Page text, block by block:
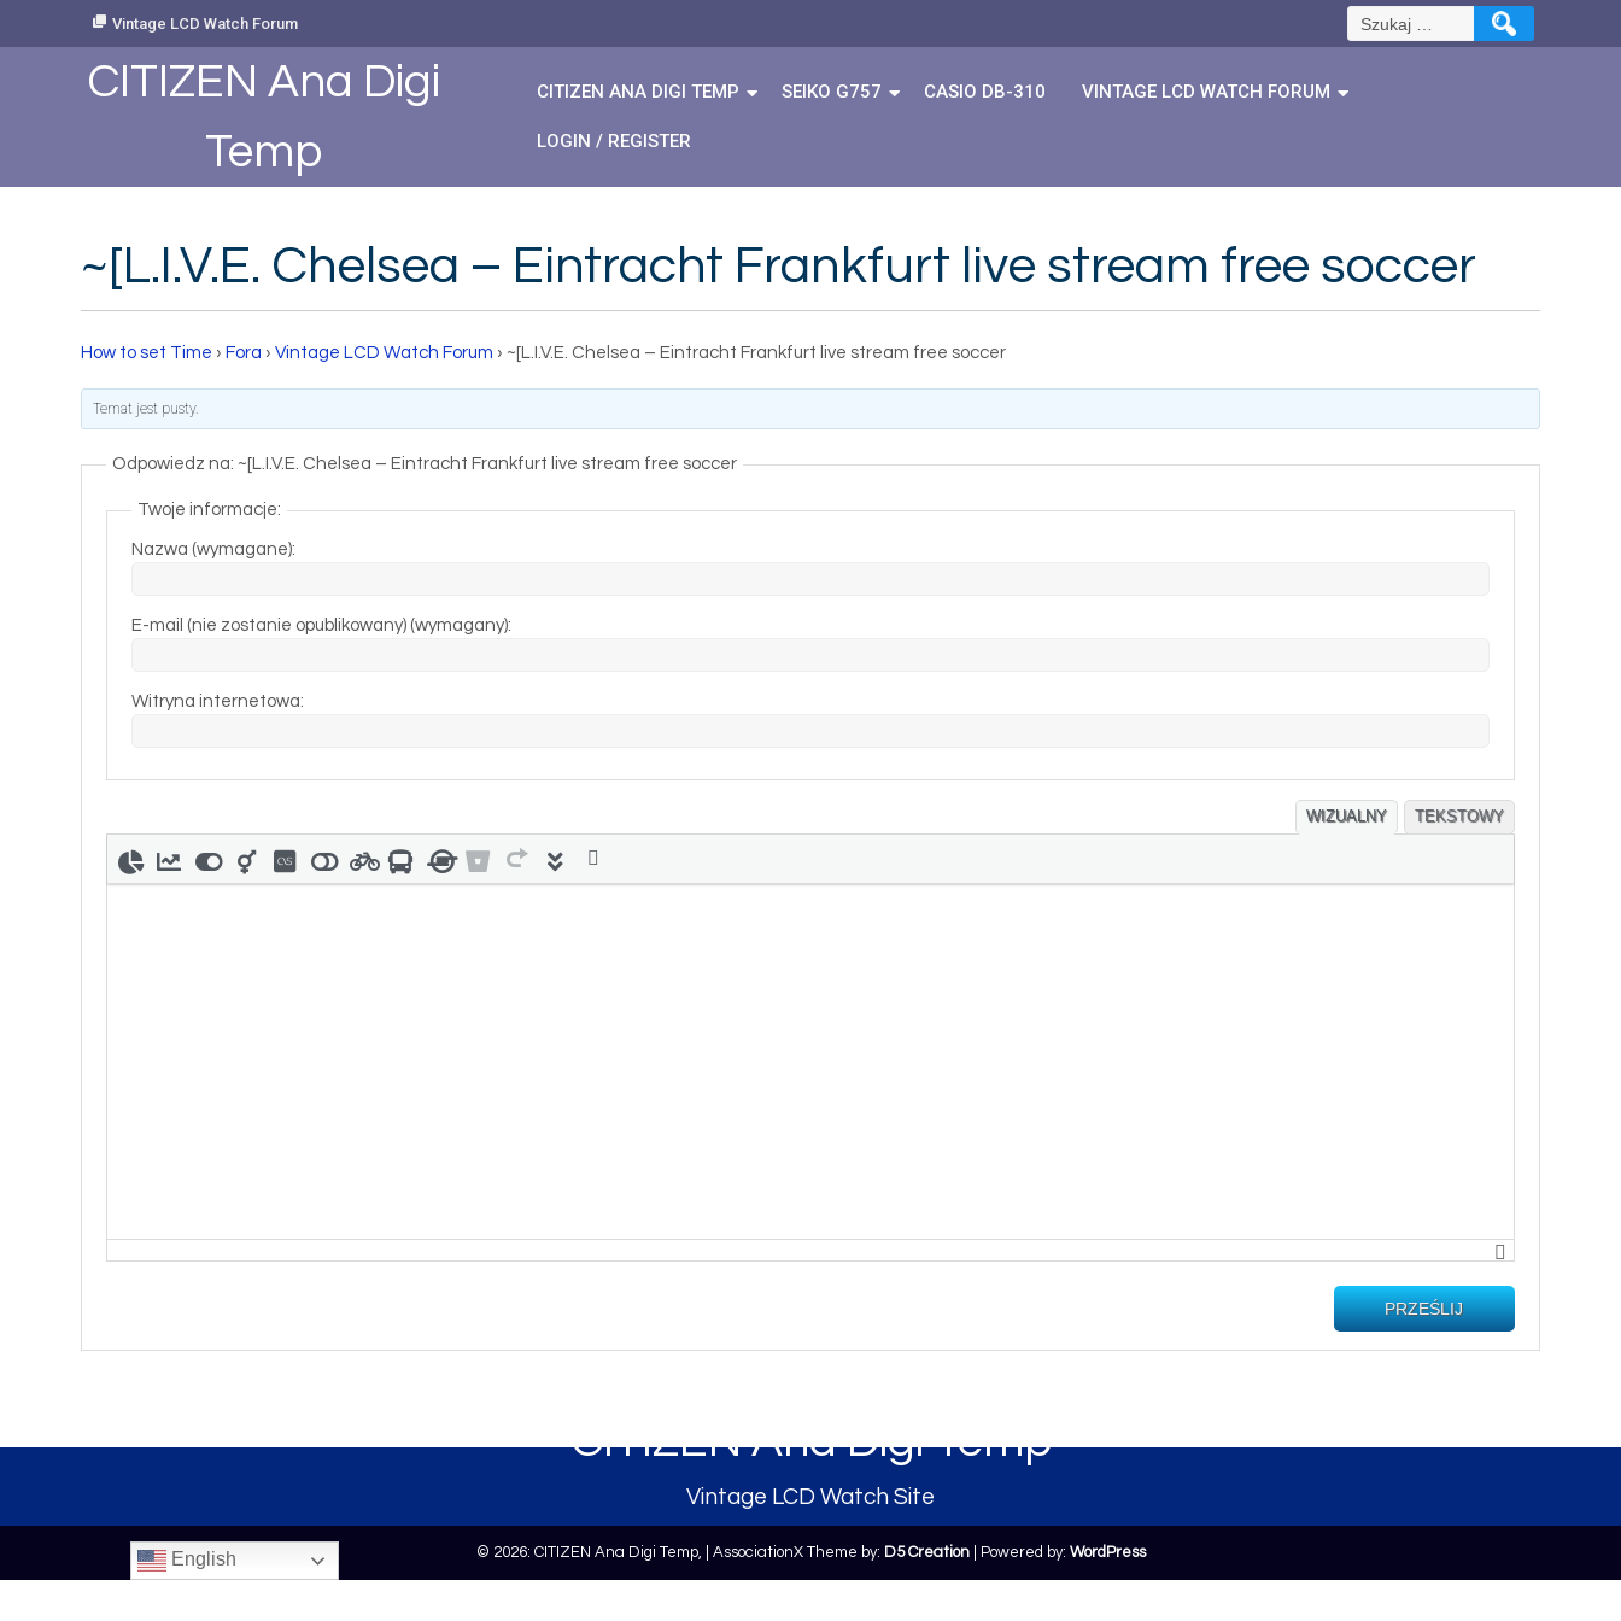
Vintage LCD Watch Forum Szukaj:
CITIZEN Ana Digi
Temp
CITIZEN ANA DIGI TEMP SEIKO G757 CASIO DB-310 VINTAGE LCD WATCH FORUM
LOGIN / REGISTER
~[L.I.V.E. Chelsea – Eintracht Frankfurt live stream free soccer
How to set Time › Fora › Vintage LCD Watch Forum › ~[L.I.V.E. Chelsea – Eintracht Frankfurt live stream free soccer
Temat jest pusty.
Odpowiedz na: ~[L.I.V.E. Chelsea – Eintracht Frankfurt live stream free soccer
Twoje informacje:
Nazwa (wymagane):
E-mail (nie zostanie opublikowany) (wymagany):
Witryna internetowa:
WIZUALNY TEKSTOWY
PRZEŚLIJ
CITIZEN Ana Digi Temp
Vintage LCD Watch Site
© 2026: CITIZEN Ana Digi Temp, | AssociationX Theme by: D5 Creation| Powered by: WordPress
English